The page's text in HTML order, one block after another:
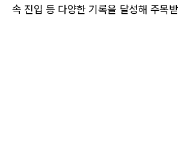
속 진입 등 다양한 기록을 달성해 주목